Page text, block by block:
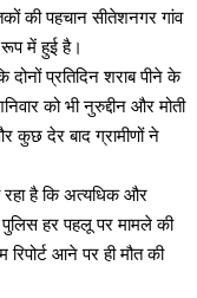
की पहचान सीतेशनगर गांव
रूप में हुई है।
दोनों प्रतिदिन शराब पीने के
को भी नुरुद्दीन और मोती
देर बाद ग्रामीणों ने
रहा है कि अत्यधिक और
हर पहलू पर मामले की
रिपोर्ट आने पर ही मौत की